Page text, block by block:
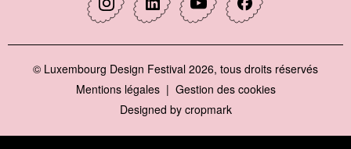
InstagramLinkedinYoutubeFacebook
© Luxembourg Design Festival 2026, tous droits réservés
Mentions légales
Gestion des cookies
Designed by cropmark